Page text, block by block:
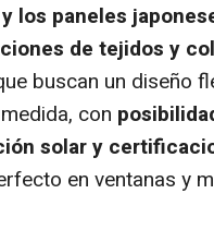
los paneles
de tejidos y
buscan un diseño
con
solar y
en ventanas y